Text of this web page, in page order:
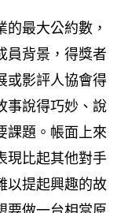
最大公約數，
員背景，得獎者
或影評人協會得
事說得巧妙、說
課題。帳面上來
現比起其他對手
以提起興趣的故